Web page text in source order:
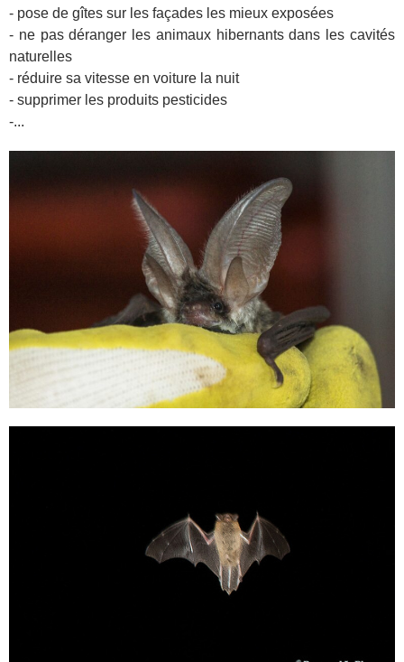
- pose de gîtes sur les façades les mieux exposées
- ne pas déranger les animaux hibernants dans les cavités
naturelles
- réduire sa vitesse en voiture la nuit
- supprimer les produits pesticides
-...